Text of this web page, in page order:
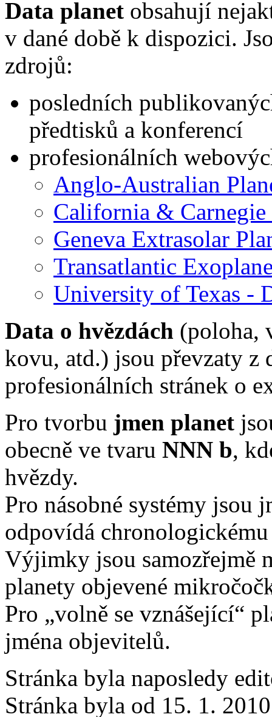
Data planet obsahují
v dané době k dispozici.
zdrojů:
posledních
předtisků a konferencí
profesionálních
Anglo-Australian
California & Carnegie
Geneva Extrasolar
Transatlantic
University of Texas -
Data o hvězdách (poloha,
kovu, atd.) jsou převzaty z
profesionálních stránek o
Pro tvorbu jmen planet
obecně ve tvaru NNN b,
hvězdy.
Pro násobné systémy jsou
odpovídá
Výjimky jsou samozřejmě
planety objevené
Pro „volně se vznášející“
jména objevitelů.
Stránka byla naposledy
Stránka byla od 15. 1.